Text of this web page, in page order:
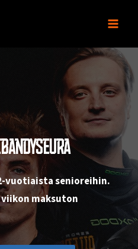
vuotiaista senioreihin.
maksuton